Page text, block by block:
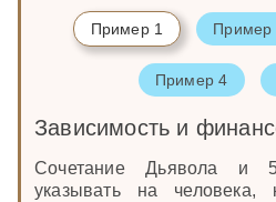
Пример 1 Пример
Пример 4
Зависимость и
Сочетание Дьявола и
указывать на человека,